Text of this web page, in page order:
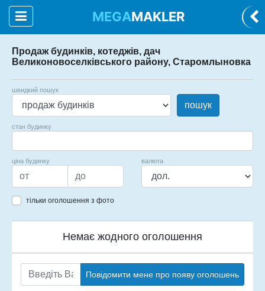
MEGAMAKLER
Продаж будинків, котеджів, дач
Великоновоселківського району, Старомлыновка
швидкий пошук
пошук
стан будинку
ціна будинку валюта
тільки оголошення з фото
Немає жодного оголошення
Повідомити мене про появу оголошень